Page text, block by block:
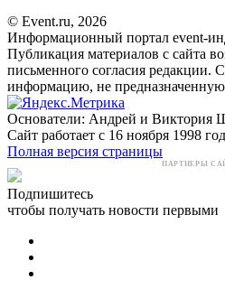
© Event.ru, 2026
Информационный портал event-
Публикация материалов с сайта
письменного согласия редакции.
информацию, не
Основатели: Андрей и Виктория
Сайт работает с 16 ноября 1998
Полная версия страницы
ПАРТНЕРЫ
Подпишитесь
чтобы получать новости первыми